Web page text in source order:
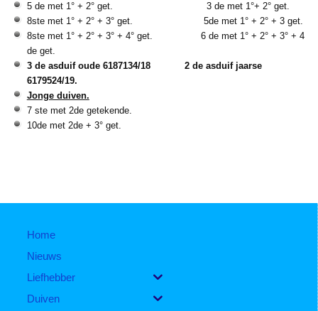
5 de met 1° + 2° get. 3 de met 1°+ 2° get.
8ste met 1° + 2° + 3° get. 5de met 1° + 2° + 3 get.
8ste met 1° + 2° + 3° + 4° get. 6 de met 1° + 2° + 3° + 4
de get.
3 de asduif oude 6187134/18
2 de asduif jaarse
6179524/19.
Jonge duiven.
7 ste met 2de getekende.
10de met 2de + 3° get.
Home
Nieuws
Liefhebber
Duiven